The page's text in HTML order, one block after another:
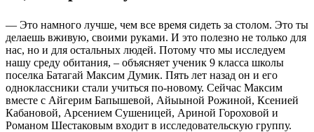
— Это намного лучше, чем все время сидеть за столом. Это ты
делаешь вживую, своими руками. И это полезно не только для
нас, но и для остальных людей. Потому что мы исследуем
нашу среду обитания, – объясняет ученик 9 класса школы
поселка Батагай Максим Думик. Пять лет назад он и его
одноклассники стали учиться по-новому. Сейчас Максим
вместе с Айгерим Бапышевой, Айыыной Рожиной, Ксенией
Кабановой, Арсением Сушеницей, Ариной Гороховой и
Романом Шестаковым входит в исследовательскую группу.